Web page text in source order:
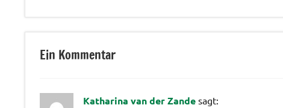
Ein Kommentar
Katharina van der Zande sagt: